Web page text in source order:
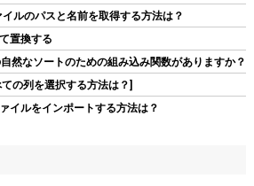
熱接着シート4pcs付き 熱暴走対策 冷
ICチップ 回路基板 LEDアンプに適用
3.61 (2026-08-06 04:03 GMT +09:00 時点 -
ルのパスと名前を取得する方法は？
置換する
然なソートのための組み込み関数がありますか？
の列を選択する方法は？]
イルをインポートする方法は？